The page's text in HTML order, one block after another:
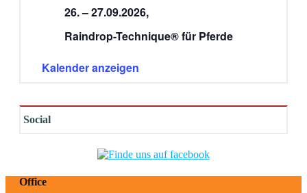
26. – 27.09.2026,
Raindrop-Technique® für Pferde
Kalender anzeigen
Social
Office